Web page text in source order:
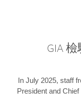
GIA
In July 2025, staff
President and